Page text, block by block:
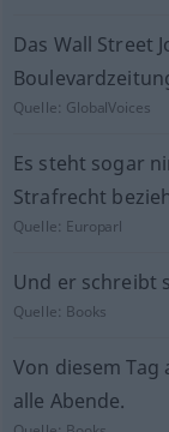
Das Wall Street
Quelle: GlobalVoices
Es steht sogar
Strafrecht
Quelle: Europarl
Und er schreibt
Quelle: Books
Von diesem
alle Abende.